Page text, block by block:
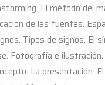
El método del
de las fuentes.
Tipos de signos. El
Fotografía e
La presentación.